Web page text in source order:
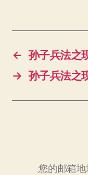
← 孙子兵法之
→ 孙子兵法之
您的邮箱地